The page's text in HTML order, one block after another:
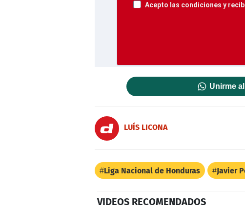
Acepto las condiciones y
Unirme
LUÍS LICONA
Liga Nacional de Honduras Javier
VIDEOS RECOMENDADOS